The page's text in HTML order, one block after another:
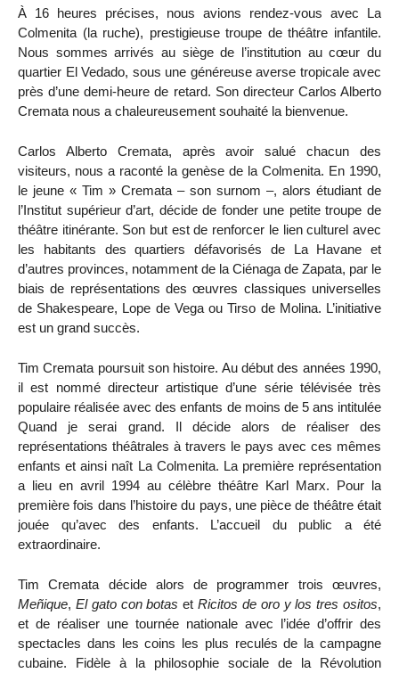
À 16 heures précises, nous avions rendez-vous avec La
Colmenita (la ruche), prestigieuse troupe de théâtre infantile.
Nous sommes arrivés au siège de l’institution au cœur du
quartier El Vedado, sous une généreuse averse tropicale avec
près d’une demi-heure de retard. Son directeur Carlos Alberto
Cremata nous a chaleureusement souhaité la bienvenue.
Carlos Alberto Cremata, après avoir salué chacun des
visiteurs, nous a raconté la genèse de la Colmenita. En 1990,
le jeune « Tim » Cremata – son surnom –, alors étudiant de
l’Institut supérieur d’art, décide de fonder une petite troupe de
théâtre itinérante. Son but est de renforcer le lien culturel avec
les habitants des quartiers défavorisés de La Havane et
d’autres provinces, notamment de la Ciénaga de Zapata, par le
biais de représentations des œuvres classiques universelles
de Shakespeare, Lope de Vega ou Tirso de Molina. L’initiative
est un grand succès.
Tim Cremata poursuit son histoire. Au début des années 1990,
il est nommé directeur artistique d’une série télévisée très
populaire réalisée avec des enfants de moins de 5 ans intitulée
Quand je serai grand. Il décide alors de réaliser des
représentations théâtrales à travers le pays avec ces mêmes
enfants et ainsi naît La Colmenita. La première représentation
a lieu en avril 1994 au célèbre théâtre Karl Marx. Pour la
première fois dans l’histoire du pays, une pièce de théâtre était
jouée qu’avec des enfants. L’accueil du public a été
extraordinaire.
Tim Cremata décide alors de programmer trois œuvres,
Meñique, El gato con botas etRicitos de oro y los tres ositos,
et de réaliser une tournée nationale avec l’idée d’offrir des
spectacles dans les coins les plus reculés de la campagne
cubaine. Fidèle à la philosophie sociale de la Révolution